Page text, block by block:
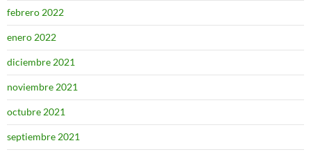
febrero 2022
enero 2022
diciembre 2021
noviembre 2021
octubre 2021
septiembre 2021